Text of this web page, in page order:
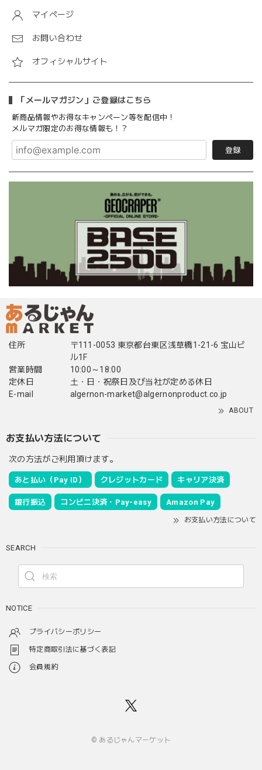
マイページ
お問い合わせ
オフィシャルサイト
「メールマガジン」ご登録はこちら
新商品情報やお得なキャンペーン等を配信中！
メルマガ限定のお得な情報も！？
登録
住所
〒111-0053 東京都台東区浅草橋1-21-6 宝山ビ
ル1F
営業時間
10:00～18:00
定休日
土・日・祝祭日及び当社が定める休日
E-mail
algernon-market@algernonproduct.co.jp
ABOUT
お支払い方法について
次の方法がご利用頂けます。
あと払い（Pay ID） クレジットカード キャリア決済
銀行振込 コンビニ決済・Pay-easy Amazon Pay
お支払い方法について
SEARCH
NOTICE
プライバシーポリシー
特定商取引法に基づく表記
会員規約
© あるじゃんマーケット